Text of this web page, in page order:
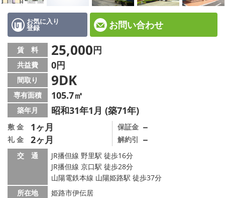
路線·駅から探す
地域から探す
地図から探す
スタッフ紹介
スタッフ募集中
店舗情報·アクセス
メールでお問い合わせ
お気に入り
登録 お問い合わせ
賃 料 25,000円
共益費 0円
間取り 9DK
専有面積 105.7㎡
築年月 昭和31年1月 (築71年)
敷 金 1ヶ月
礼 金 2ヶ月
保証金 －
解約引 －
交 通
JR播但線 野里駅 徒歩16分
JR播但線 京口駅 徒歩28分
山陽電鉄本線 山陽姫路駅 徒歩37分
所在地
姫路市伊伝居